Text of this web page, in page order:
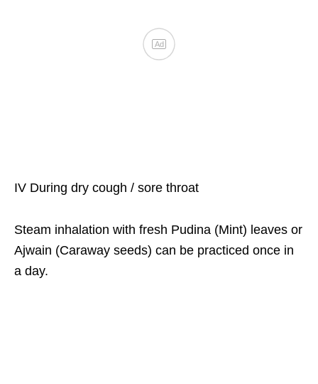
IV During dry cough / sore throat
Steam inhalation with fresh Pudina (Mint) leaves or
Ajwain (Caraway seeds) can be practiced once in
a day.